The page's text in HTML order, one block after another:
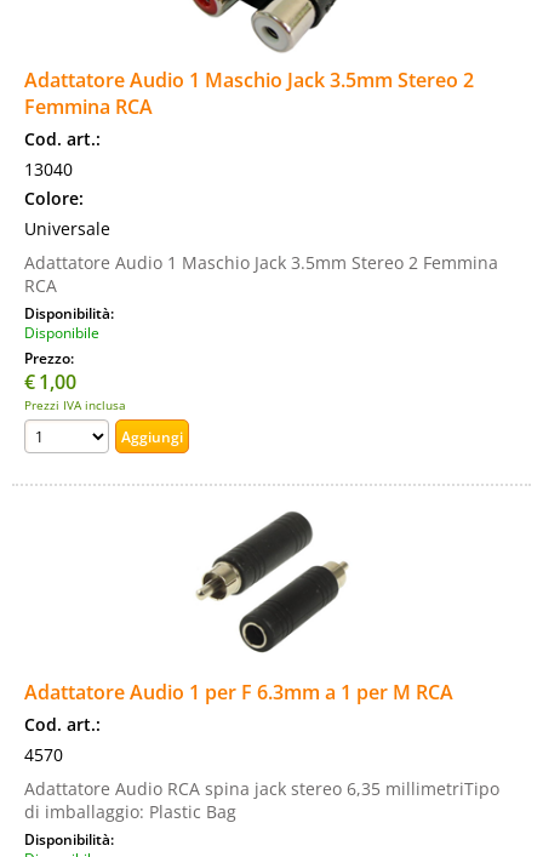
Adattatore Audio 1 Maschio Jack 3.5mm Stereo 2
Femmina RCA
Cod. art.:
13040
Colore:
Universale
Adattatore Audio 1 Maschio Jack 3.5mm Stereo 2 Femmina
RCA
Disponibilità:
Disponibile
Prezzo:
€1,00
Prezzi IVA inclusa
Adattatore Audio 1 per F 6.3mm a 1 per M RCA
Cod. art.:
4570
Adattatore Audio RCA spina jack stereo 6,35 millimetriTipo
di imballaggio: Plastic Bag
Disponibilità: